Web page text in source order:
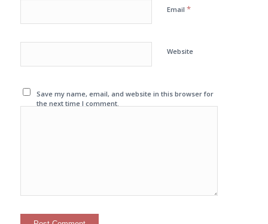
Email *
Website
Save my name, email, and website in this browser for
the next time I comment.